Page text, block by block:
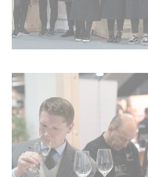
REDAKTION
JOBS
WERBUNG
IMPRESSUM
AGB & DATENSCHUTZ
FAQ